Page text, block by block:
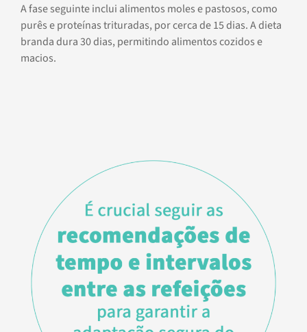
A fase seguinte inclui alimentos moles e pastosos, como
purês e proteínas trituradas, por cerca de 15 dias. A dieta
branda dura 30 dias, permitindo alimentos cozidos e
macios.